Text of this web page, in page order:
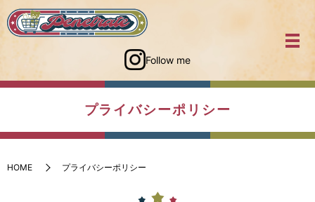
Follow me
プライバシーポリシー
HOME プライバシーポリシー